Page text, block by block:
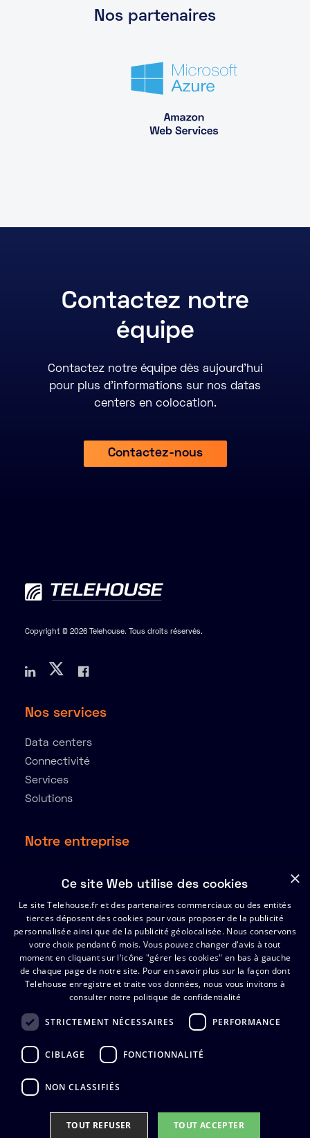
Nos partenaires
Contactez notre
équipe
Contactez notre équipe dès aujourd’hui
pour plus d’informations sur nos datas
centers en colocation.
Contactez-nous
Copyright © 2026 Telehouse. Tous droits réservés.
Nos services
Data centers
Connectivité
Services
Solutions
Notre entreprise
Ressources
Partenaires
Index de l’égalité Hommes-Femmes 2025
Support
Certificats
FAQ
Politique de Confidentialite
×
Ce site Web utilise des cookies
Le site Telehouse.fr et des partenaires commerciaux ou des entités
tierces déposent des cookies pour vous proposer de la publicité
personnalisée ainsi que de la publicité géolocalisée. Nous conservons
votre choix pendant 6 mois. Vous pouvez changer d'avis à tout
moment en cliquant sur l'icône "gérer les cookies" en bas à gauche
de chaque page de notre site. Pour en savoir plus sur la façon dont
Telehouse enregistre et traite vos données, nous vous invitons à
consulter notre politique de confidentialité
STRICTEMENT NÉCESSAIRES PERFORMANCE
CIBLAGE FONCTIONNALITÉ
NON CLASSIFIÉS
TOUT ACCEPTER​
TOUT REFUSER​